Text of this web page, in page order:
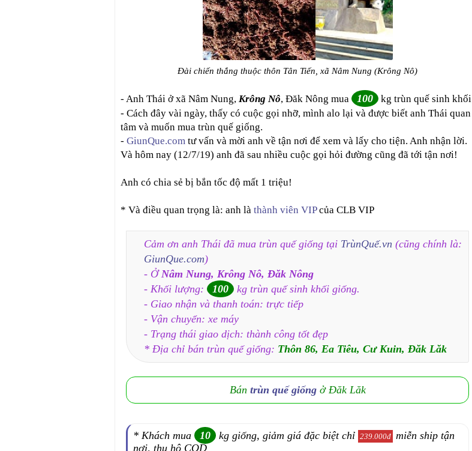
Đài chiến thắng thuộc thôn Tân Tiến, xã Nâm Nung (Krông Nô)
- Anh Thái ở xã Nâm Nung, Krông Nô, Đăk Nông mua 100
kg trùn quế sinh khối
- Cách đây vài ngày, thấy có cuộc gọi nhỡ, mình alo lại và được biết anh Thái quan
tâm và muốn mua trùn quế giống.
- GiunQue.com tư vấn và mời anh về tận nơi để xem và lấy cho tiện. Anh nhận lời.
Và hôm nay (12/7/19) anh đã sau nhiều cuộc gọi hỏi đường cũng đã tới tận nơi!
Anh có chia sẻ bị bắn tốc độ mất 1 triệu!
* Và điều quan trọng là: anh là thành viên VIPcủa CLB VIP
Cảm ơn anh Thái đã mua trùn quế giống tại TrùnQuế.vn (cũng chính là:
GiunQue.com)
- ỞNâm Nung, Krông Nô, Đăk Nông
- Khối lượng:
100
kg trùn quế sinh khối giống.
- Giao nhận và thanh toán: trực tiếp
- Vận chuyển: xe máy
- Trạng thái giao dịch: thành công tốt đẹp
* Địa chỉ bán trùn quế giống: Thôn 86, Ea Tiêu, Cư Kuin, Đăk Lăk
Bán trùn quế giốngở Đăk Lăk
* Khách mua 10 kg giống, giảm giá đặc biệt chỉ 239.000đ miễn ship tận
nơi, thu hộ COD